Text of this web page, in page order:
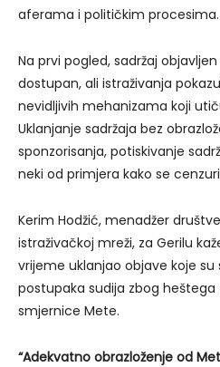
aferama i političkim procesima.
Na prvi pogled, sadržaj
dostupan, ali istraživanja
nevidljivih mehanizama koji
Uklanjanje sadržaja bez
sponzorisanja, potiskivanje
neki od primjera kako se
Kerim Hodžić, menadžer
istraživačkoj mreži, za Gerilu
vrijeme uklanjao objave koje su
postupaka sudija zbog heštega
smjernice Mete.
“Adekvatno obrazloženje od